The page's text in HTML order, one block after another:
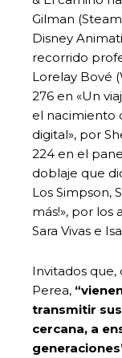
Gilman
Disney
recorrido
Lorelay Bové
276 en «Un
el nacimiento
digital», por
224 en el
doblaje que
Los Simpson,
más!», por los
Sara Vivas e
Invitados que,
Perea,
transmitir
cercana, a